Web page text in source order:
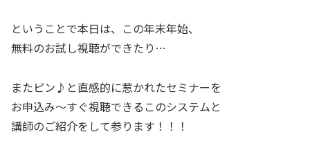
ということで本日は、この年末年始、
無料のお試し視聴ができたり…
またピン♪と直感的に惹かれたセミナーを
お申込み～すぐ視聴できるこのシステムと
講師のご紹介をして参ります！！！